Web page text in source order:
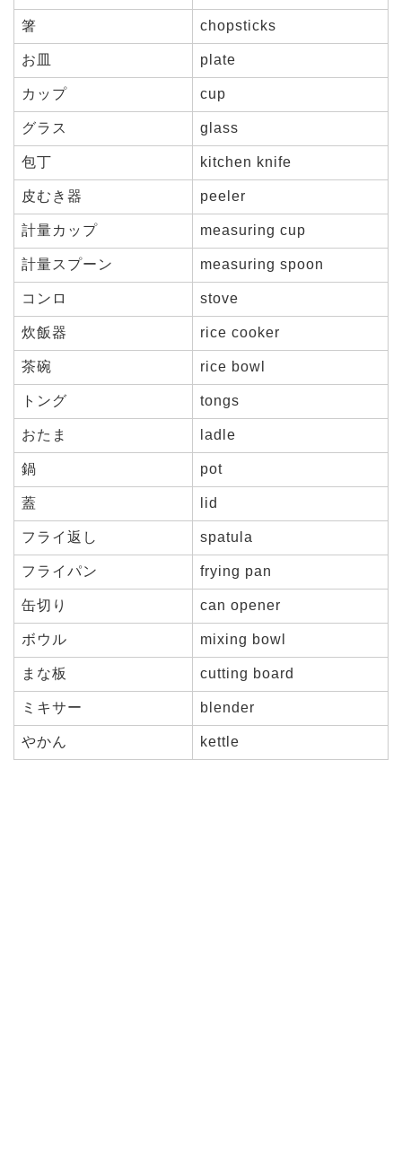
箸 chopsticks
お皿 plate
カップ cup
グラス glass
包丁 kitchen knife
皮むき器 peeler
計量カップ measuring cup
計量スプーン measuring spoon
コンロ stove
炊飯器 rice cooker
茶碗 rice bowl
トング tongs
おたま ladle
鍋 pot
蓋 lid
フライ返し spatula
フライパン frying pan
缶切り can opener
ボウル mixing bowl
まな板 cutting board
ミキサー blender
やかん kettle